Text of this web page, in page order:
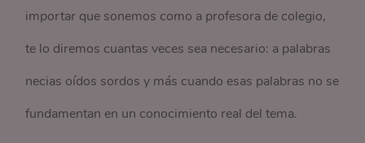
importar que sonemos como a profesora de colegio,
te lo diremos cuantas veces sea necesario: a palabras
necias oídos sordos y más cuando esas palabras no se
fundamentan en un conocimiento real del tema.